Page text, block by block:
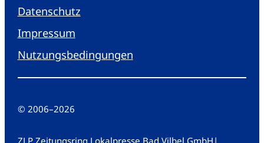
Datenschutz
Impressum
Nutzungsbedingungen
© 2006–2026
ZLP Zeitungsring Lokalpresse Bad Vilbel GmbH |